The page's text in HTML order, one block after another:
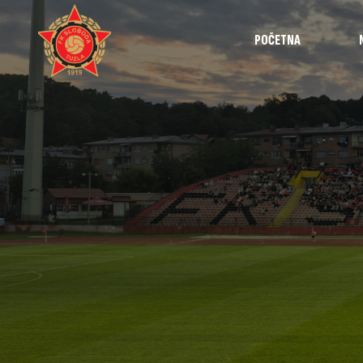
POČETNA
Utakmice
Intervjui
Highlights
Izvještaji